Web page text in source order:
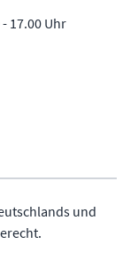
17.00 Uhr
und